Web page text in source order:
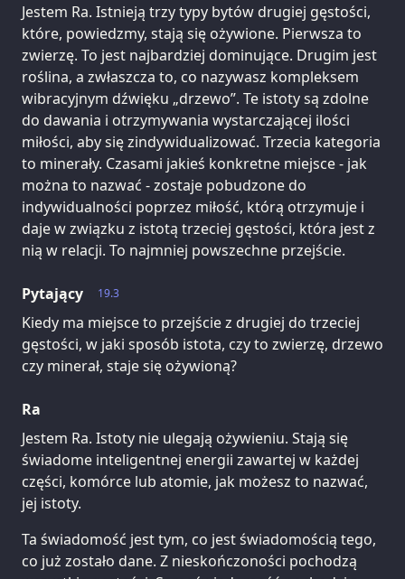
Jestem Ra. Istnieją trzy typy bytów drugiej gęstości,
które, powiedzmy, stają się ożywione. Pierwsza to
zwierzę. To jest najbardziej dominujące. Drugim jest
roślina, a zwłaszcza to, co nazywasz kompleksem
wibracyjnym dźwięku „drzewo”. Te istoty są zdolne
do dawania i otrzymywania wystarczającej ilości
miłości, aby się zindywidualizować. Trzecia kategoria
to minerały. Czasami jakieś konkretne miejsce - jak
można to nazwać - zostaje pobudzone do
indywidualności poprzez miłość, którą otrzymuje i
daje w związku z istotą trzeciej gęstości, która jest z
nią w relacji. To najmniej powszechne przejście.
19.3
Pytający
Kiedy ma miejsce to przejście z drugiej do trzeciej
gęstości, w jaki sposób istota, czy to zwierzę, drzewo
czy minerał, staje się ożywioną?
Ra
Jestem Ra. Istoty nie ulegają ożywieniu. Stają się
świadome inteligentnej energii zawartej w każdej
części, komórce lub atomie, jak możesz to nazwać,
jej istoty.
Ta świadomość jest tym, co jest świadomością tego,
co już zostało dane. Z nieskończoności pochodzą